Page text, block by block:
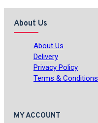
About Us
About Us
Delivery
Privacy Policy
Terms & Conditions
MY ACCOUNT